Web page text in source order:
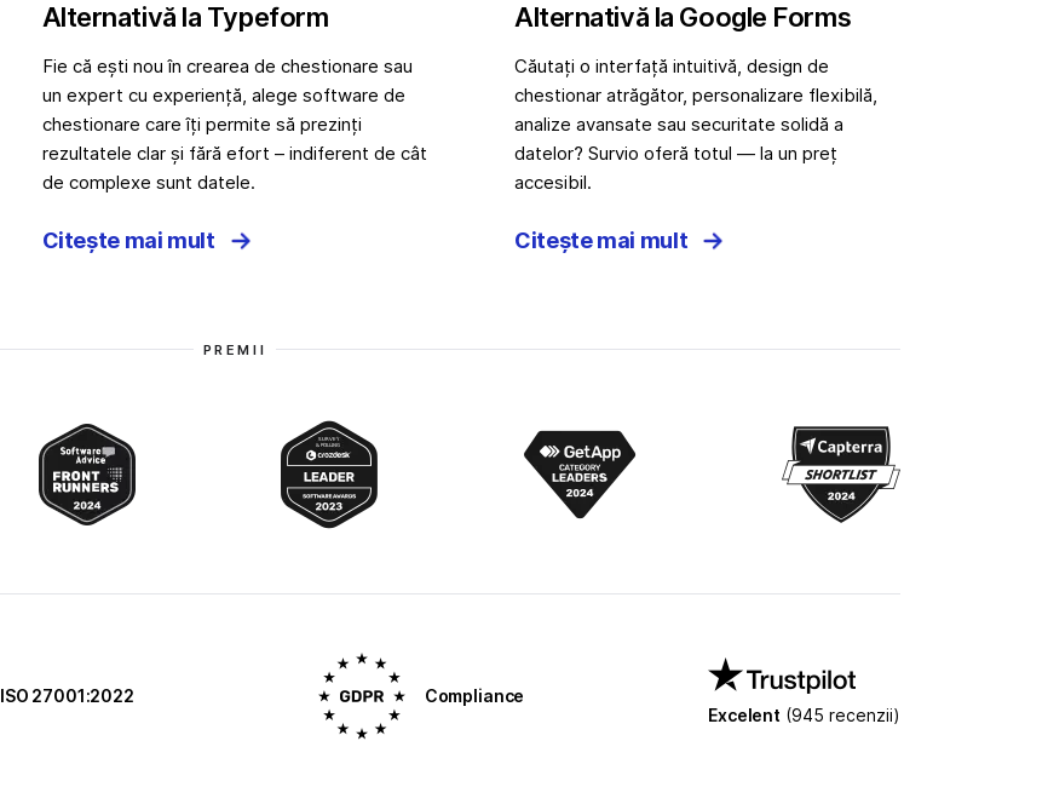
Alternativă la Typeform
Fie că ești nou în crearea de chestionare sau
un expert cu experiență, alege software de
chestionare care îți permite să prezinți
rezultatele clar și fără efort – indiferent de cât
de complexe sunt datele.
Citește mai mult
Alternativă la Google Forms
Căutați o interfață intuitivă, design de
chestionar atrăgător, personalizare flexibilă,
analize avansate sau securitate solidă a
datelor? Survio oferă totul — la un preț
accesibil.
Citește mai mult
PREMII
ISO 27001:2022
Compliance
Excelent (945 recenzii)